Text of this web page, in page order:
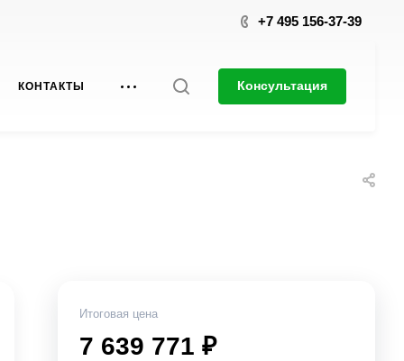
+7 495 156-37-39
КОНТАКТЫ Консультация
Итоговая цена
7 639 771 ₽